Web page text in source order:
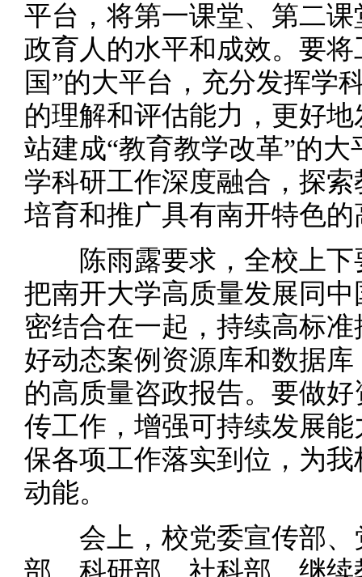
平台，将第一课堂、第二
政育人的水平和成效。要
国”的大平台，充分发挥学
的理解和评估能力，更好
站建成“教育教学改革”的
学科研工作深度融合，探
培育和推广具有南开特色
陈雨露要求，全校上下
把南开大学高质量发展同
密结合在一起，持续高标
好动态案例资源库和数据
的高质量咨政报告。要做
传工作，增强可持续发展
保各项工作落实到位，为
动能。
会上，校党委宣传部、
部、科研部、社科部、继